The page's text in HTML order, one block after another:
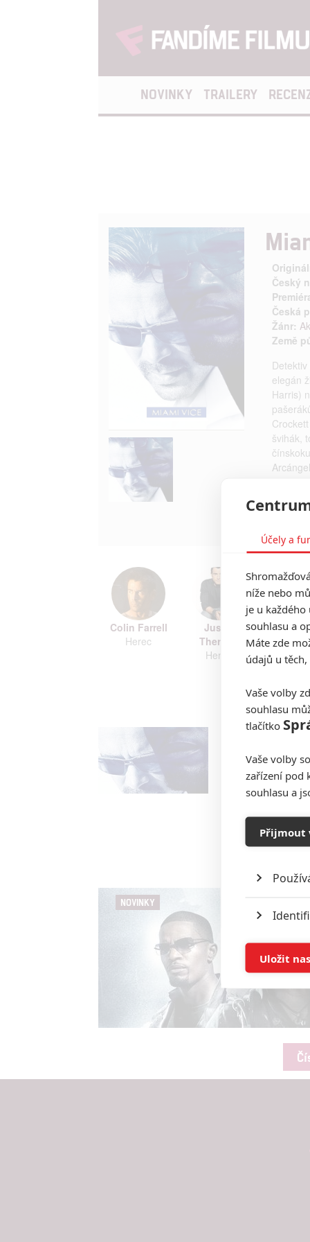
NOVINKY TRAILERY
Český
Česká
Žánr:
Země
elegán
Harris)
švihák,
času,
Colin Farrell
Herec
Justin
Theroux
Herec
Jamie
NOVINKY
Účely a
níže nebo
je u
souhlasu a
Máte zde
údajů u
Vaše volby
souhlasu
tlačítko
Vaše volby
zařízení pod
souhlasu a
Přijmout
služeb
Udělením
Uložit